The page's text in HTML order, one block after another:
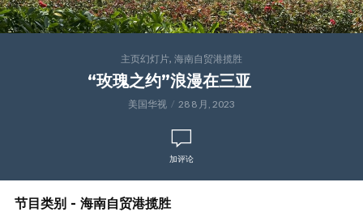
主页幻灯片, 海南自贸港揽胜
“玫瑰之约”浪漫在三亚
美国华视 28 8 月, 2023
加评论
节目类别 - 海南自贸港揽胜